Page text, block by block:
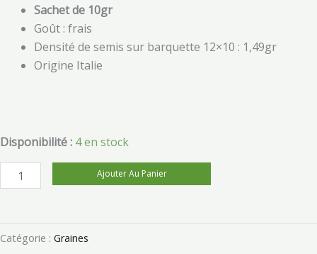
Sachet de 10gr
Goût : frais
Densité de semis sur barquette 12×10 : 1,49gr
Origine Italie
Disponibilité : 4 en stock
Ajouter Au Panier
Catégorie : Graines